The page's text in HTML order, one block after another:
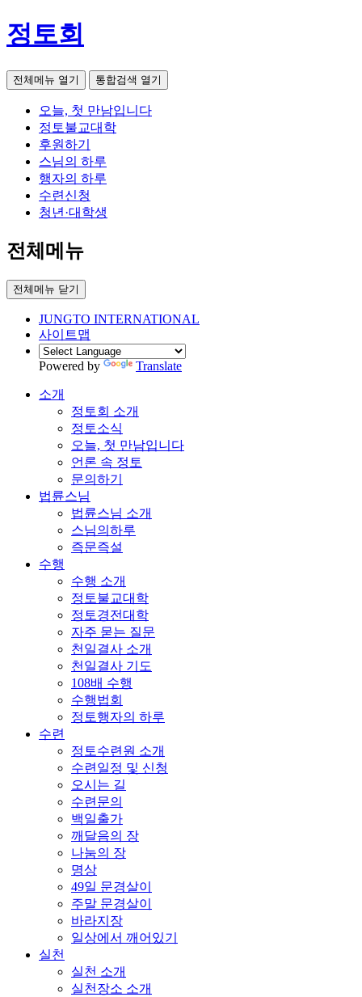
정토회
전체메뉴 열기 통합검색 열기
오늘, 첫 만남입니다
정토불교대학
후원하기
스님의 하루
행자의 하루
수련신청
청년·대학생
전체메뉴
전체메뉴 닫기
JUNGTO INTERNATIONAL
사이트맵
Powered by Translate
소개
정토회 소개
정토소식
오늘, 첫 만남입니다
언론 속 정토
문의하기
법륜스님
법륜스님 소개
스님의하루
즉문즉설
수행
수행 소개
정토불교대학
정토경전대학
자주 묻는 질문
천일결사 소개
천일결사 기도
108배 수행
수행법회
정토행자의 하루
수련
정토수련원 소개
수련일정 및 신청
오시는 길
수련문의
백일출가
깨달음의 장
나눔의 장
명상
49일 문경살이
주말 문경살이
바라지장
일상에서 깨어있기
실천
실천 소개
실천장소 소개